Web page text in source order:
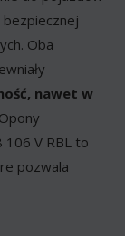
Oba
nawet w
106 V RBL to
pozwala